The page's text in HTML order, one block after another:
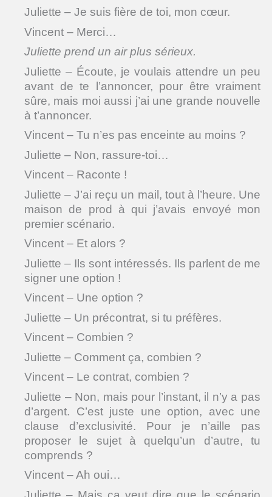
Juliette – Je suis fière de toi, mon cœur.
Vincent – Merci…
Juliette prend un air plus sérieux.
Juliette – Écoute, je voulais attendre un peu
avant de te l’annoncer, pour être vraiment
sûre, mais moi aussi j’ai une grande nouvelle
à t’annoncer.
Vincent – Tu n’es pas enceinte au moins ?
Juliette – Non, rassure-toi…
Vincent – Raconte !
Juliette – J’ai reçu un mail, tout à l’heure. Une
maison de prod à qui j’avais envoyé mon
premier scénario.
Vincent – Et alors ?
Juliette – Ils sont intéressés. Ils parlent de me
signer une option !
Vincent – Une option ?
Juliette – Un précontrat, si tu préfères.
Vincent – Combien ?
Juliette – Comment ça, combien ?
Vincent – Le contrat, combien ?
Juliette – Non, mais pour l’instant, il n’y a pas
d’argent. C’est juste une option, avec une
clause d’exclusivité. Pour je n’aille pas
proposer le sujet à quelqu’un d’autre, tu
comprends ?
Vincent – Ah oui…